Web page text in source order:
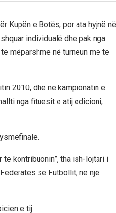
Kupën e Botës, por ata hyjnë në
individualë dhe pak nga
mëparshme në turneun më të
2010, dhe në kampionatin e
nga fituesit e atij edicioni,
kontribuonin”, tha ish-lojtari i
së Futbollit, në një
e tij.